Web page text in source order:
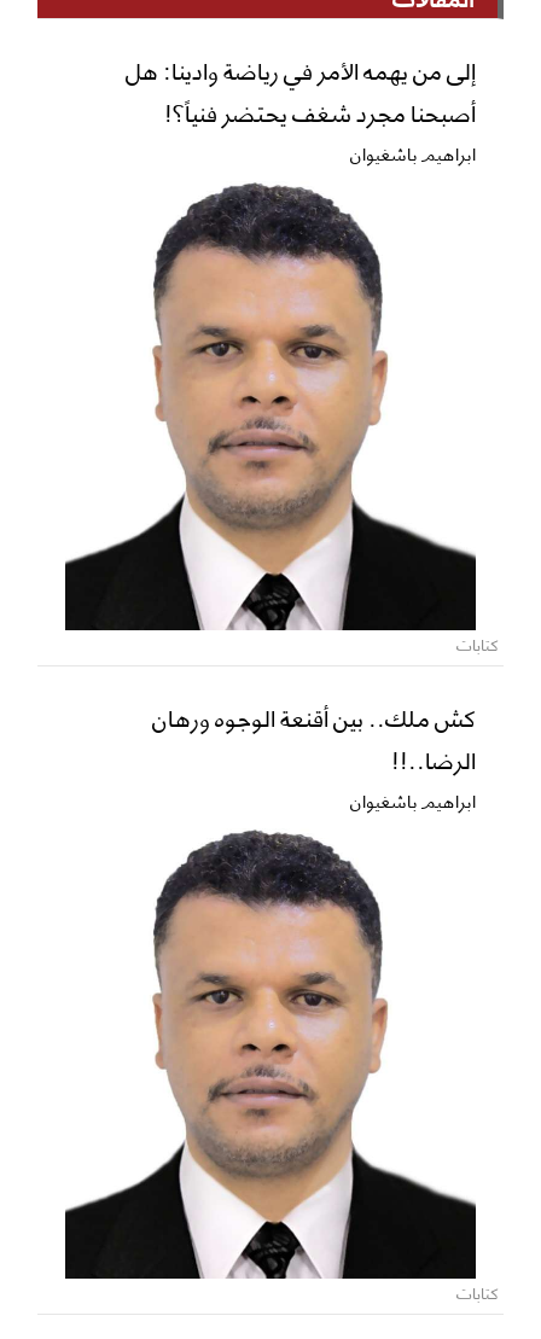
إلى من يهمه الأمر في رياضة وادينا: هل
أصبحنا مجرد شغف يحتضر فنياً؟!
ابراهيم باشغيوان
كتابات
كش ملك.. بين أقنعة الوجوه ورهان
الرضا..!!
ابراهيم باشغيوان
كتابات